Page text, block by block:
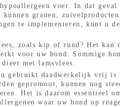
voer. In dat geval
granen,
te implementeren, kunt u
zoals kip of rund? Het kan
voor uw hond. Sommige
met lamsvlees.
gebruikt daadwerkelijk vrij is
gepromoot, kunnen nog
Het is daarom essentieel
waar uw hond op